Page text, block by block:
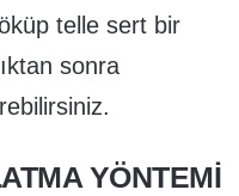
telle sert bir
sonra
YÖNTEMİ